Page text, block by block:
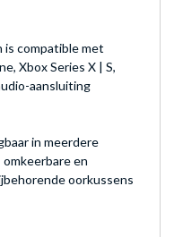
is compatible met
Xbox Series X | S,
aansluiting
in meerdere
en
oorkussens